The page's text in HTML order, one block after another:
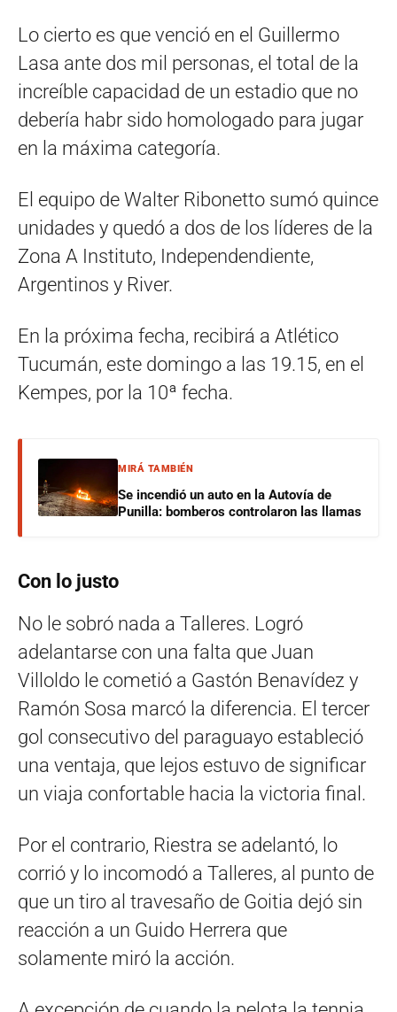
Lo cierto es que venció en el Guillermo
Lasa ante dos mil personas, el total de la
increíble capacidad de un estadio que no
debería habr sido homologado para jugar
en la máxima categoría.
El equipo de Walter Ribonetto sumó quince
unidades y quedó a dos de los líderes de la
Zona A Instituto, Independendiente,
Argentinos y River.
En la próxima fecha, recibirá a Atlético
Tucumán, este domingo a las 19.15, en el
Kempes, por la 10ª fecha.
MIRÁ TAMBIÉN
Se incendió un auto en la Autovía de
Punilla: bomberos controlaron las llamas
Con lo justo
No le sobró nada a Talleres. Logró
adelantarse con una falta que Juan
Villoldo le cometió a Gastón Benavídez y
Ramón Sosa marcó la diferencia. El tercer
gol consecutivo del paraguayo estableció
una ventaja, que lejos estuvo de significar
un viaja confortable hacia la victoria final.
Por el contrario, Riestra se adelantó, lo
corrió y lo incomodó a Talleres, al punto de
que un tiro al travesaño de Goitia dejó sin
reacción a un Guido Herrera que
solamente miró la acción.